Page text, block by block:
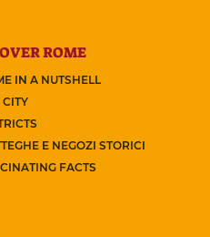
ROME
IN A NUTSHELL
CITY
E NEGOZI STORICI
FACTS